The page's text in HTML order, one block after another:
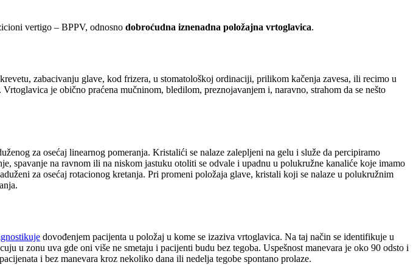
vertigo – BPPV, odnosno dobroćudna iznenadna položajna vrtoglavica.
zabacivanju glave, kod frizera, u stomatološkoj ordinaciji, prilikom kačenja zavesa, ili recimo u
je obično praćena mučninom, bledilom, preznojavanjem i, naravno, strahom da se nešto
za osećaj linearnog pomeranja. Kristalići se nalaze zalepljeni na gelu i služe da percipiramo
spavanje na ravnom ili na niskom jastuku otoliti se odvale i upadnu u polukružne kanaliće koje imamo
za osećaj rotacionog kretanja. Pri promeni položaja glave, kristali koji se nalaze u polukružnim
dovođenjem pacijenta u položaj u kome se izaziva vrtoglavica. Na taj način se identifikuje u
u zonu uva gde oni više ne smetaju i pacijenti budu bez tegoba. Uspešnost manevara je oko 90 odsto i
i bez manevara kroz nekoliko dana ili nedelja tegobe spontano prolaze.